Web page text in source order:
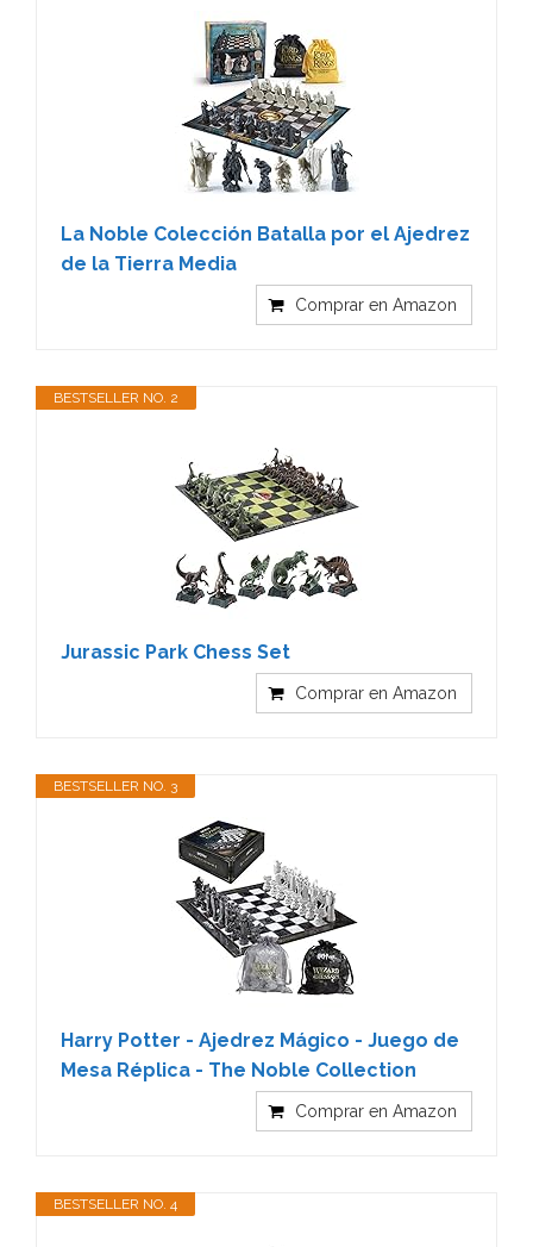
La Noble Colección Batalla por el Ajedrez
de la Tierra Media
Comprar en Amazon
BESTSELLER NO. 2
Jurassic Park Chess Set
Comprar en Amazon
BESTSELLER NO. 3
Harry Potter - Ajedrez Mágico - Juego de
Mesa Réplica - The Noble Collection
Comprar en Amazon
BESTSELLER NO. 4